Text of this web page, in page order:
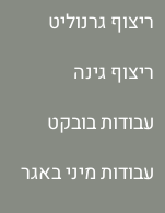
ריצוף גרנוליט
ריצוף גינה
עבודות בובקט
עבודות מיני באגר